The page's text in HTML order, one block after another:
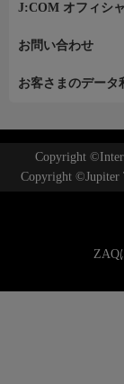
J:COM オフィシ
お問い合わせ
お客さまのデータ
Copyright
Copyright ©Jupiter
ZAQ